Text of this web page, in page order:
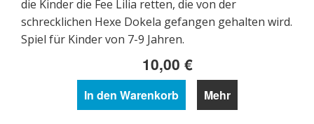
die Kinder die Fee Lilia retten, die von der
schrecklichen Hexe Dokela gefangen gehalten wird.
Spiel für Kinder von 7-9 Jahren.
10,00 €
In den Warenkorb Mehr